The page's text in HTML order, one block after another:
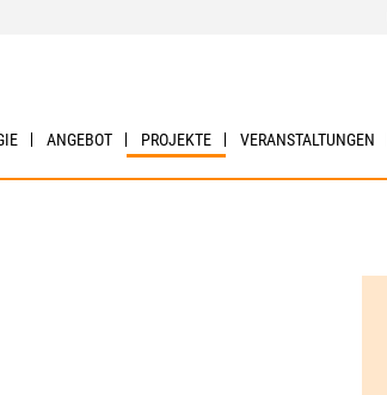
ANGEBOT PROJEKTE VERANSTALTUNGEN